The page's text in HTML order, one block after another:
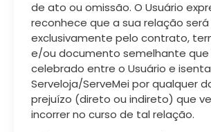
de ato ou omissão. O Usuário
reconhece que a sua relação
exclusivamente pelo contrato,
e/ou documento semelhante que
celebrado entre o Usuário e
Serveloja/ServeMei por qualquer
prejuízo (direto ou indireto) que
incorrer no curso de tal relação.